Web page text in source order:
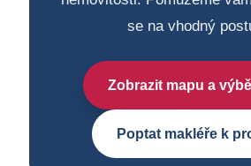
se na vhodný
Zobrazit mapu a
Poptat makléře k